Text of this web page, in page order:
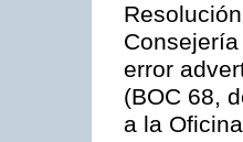
error
(BOC 68,
a la